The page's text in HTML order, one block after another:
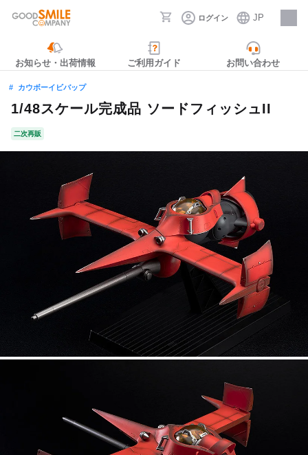
ログイン JP
採用情報
お知らせ・出荷情報 ご利用ガイド お問い合わせ
カウボーイビバップ
1/48スケール完成品 ソードフィッシュII
二次再販